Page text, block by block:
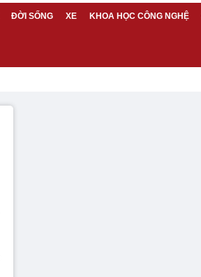
ĐỜI SỐNG XE KHOA HỌC CÔNG NGHỆ